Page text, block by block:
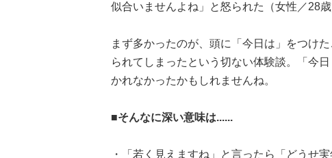
似合いませんよね」と怒られた（女性／28歳
まず多かったのが、頭に「今日は」をつけ
られてしまったという切ない体験談。「今
かれなかったかもしれませんね。
■そんなに深い意味は......
・「若く見えますね」と言ったら「どうせ